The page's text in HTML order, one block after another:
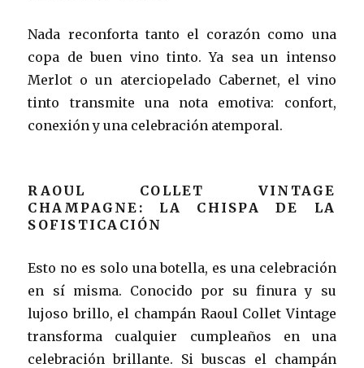
Nada reconforta tanto el corazón como una
copa de buen vino tinto. Ya sea un intenso
Merlot o un aterciopelado Cabernet, el vino
tinto transmite una nota emotiva: confort,
conexión y una celebración atemporal.
RAOUL COLLET VINTAGE
CHAMPAGNE: LA CHISPA DE LA
SOFISTICACIÓN
Esto no es solo una botella, es una celebración
en sí misma. Conocido por su finura y su
lujoso brillo, el champán Raoul Collet Vintage
transforma cualquier cumpleaños en una
celebración brillante. Si buscas el champán